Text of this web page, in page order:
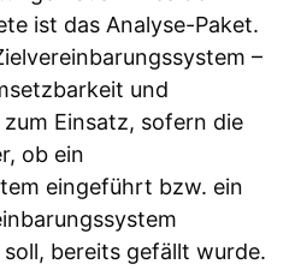
ist das Analyse-Paket.
–
und
Einsatz, sofern die
ob ein
eingeführt bzw. ein
bereits gefällt wurde.